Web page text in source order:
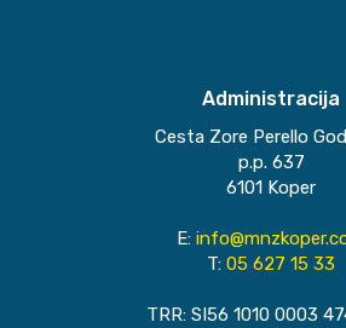
Administracija
Cesta Zore Perello
p.p. 637
6101 Koper
E:
T: 05 627 15 33
TRR: SI56 1010 0003